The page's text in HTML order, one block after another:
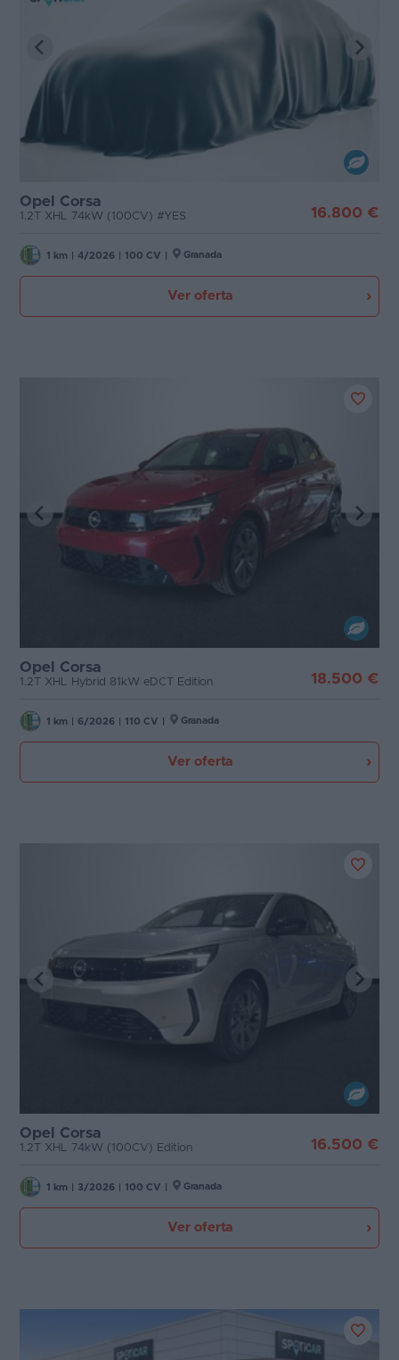
Opel Corsa
1.2T XHL 74kW (100CV) #YES 16.800 €
1 km 4/2026 100 CV Granada
Ver oferta
Opel Corsa
1.2T XHL Hybrid 81kW eDCT Edition 18.500 €
1 km 6/2026 110 CV Granada
Ver oferta
Opel Corsa
1.2T XHL 74kW (100CV) Edition 16.500 €
1 km 3/2026 100 CV Granada
Ver oferta